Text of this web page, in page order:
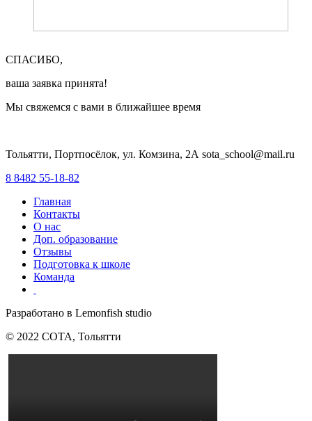
СПАСИБО,
ваша заявка принята!
Мы свяжемся с вами в ближайшее время
Тольятти, Портпосёлок, ул. Комзина, 2А sota_school@mail.ru
8 8482 55-18-82
Главная
Контакты
О нас
Доп. образование
Отзывы
Подготовка к школе
Команда
Разработано в Lemonfish studio
© 2022 СОТА, Тольятти